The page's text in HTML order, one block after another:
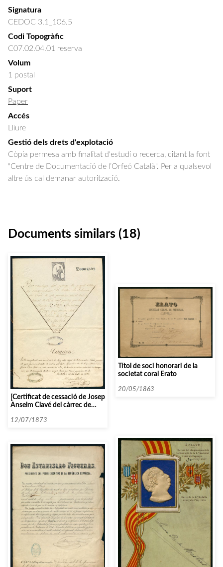
Signatura
CEDOC 3.1_106.5
Codi Topogràfic
C07.02.04.01 reserva
Volum
1 postal
Suport
Paper
Accés
Lliure
Gestió dels drets d'explotació
Còpia permesa amb finalitat d'estudi o recerca, citant la font
"Centre de Documentació de l’Orfeó Català". Per a qualsevol
altre ús cal demanar autorització.
Documents similars (18)
[Certificat de cessació de Josep
Anselm Clavé del càrrec de
12/07/1873
Títol de soci honorari de la
societat coral Erato
20/05/1863